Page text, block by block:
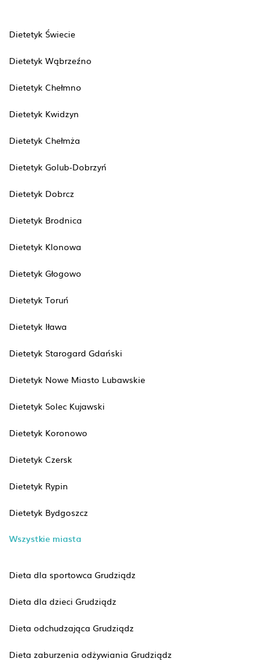
Dietetyk Świecie
Dietetyk Wąbrzeźno
Dietetyk Chełmno
Dietetyk Kwidzyn
Dietetyk Chełmża
Dietetyk Golub-Dobrzyń
Dietetyk Dobrcz
Dietetyk Brodnica
Dietetyk Klonowa
Dietetyk Głogowo
Dietetyk Toruń
Dietetyk Iława
Dietetyk Starogard Gdański
Dietetyk Nowe Miasto Lubawskie
Dietetyk Solec Kujawski
Dietetyk Koronowo
Dietetyk Czersk
Dietetyk Rypin
Dietetyk Bydgoszcz
Wszystkie miasta
Dieta dla sportowca Grudziądz
Dieta dla dzieci Grudziądz
Dieta odchudzająca Grudziądz
Dieta zaburzenia odżywiania Grudziądz